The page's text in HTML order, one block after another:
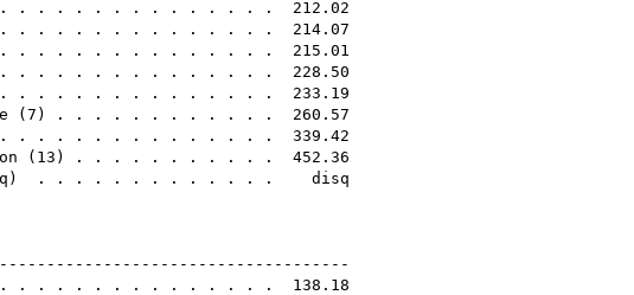
. . . . . . . . . . . . . . 212.02
. . . . . . . . . . . . . . 214.07
. . . . . . . . . . . . . . 215.01
. . . . . . . . . . . . . . 228.50
. . . . . . . . . . . . . . 233.19
( 7 ) . . . . . . . . . . . . 260.57
. . . . . . . . . . . . . . 339.42
( 13 ) . . . . . . . . . . . 452.36
) . . . . . . . . . . . . . disq
. . . . . . . . . . . . . . 138.18